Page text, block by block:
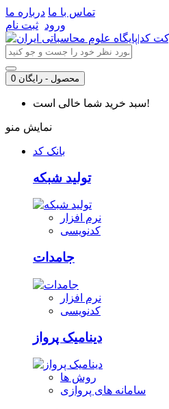
تماس با ما درباره ما
ورود ثبت نام
0 محصول - رایگان
سبد خرید شما خالی است!
نمایش منو
بانک کد
تولید شبکه
نرم افزار
کدنویسی
جامدات
نرم افزار
کدنویسی
دینامیک پرواز
روش ها
سامانه های پروازی